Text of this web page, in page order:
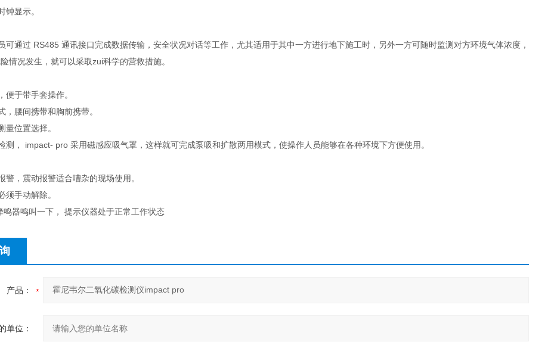
钟显示。
可通过 RS485 通讯接口完成数据传输，安全状况对话等工作，尤其适用于其中一方进行地下施工时，另外一方可随时监测对方环境气体浓度，
情况发生，就可以采取zui科学的营救措施。
便于带手套操作。
，腰间携带和胸前携带。
量位置选择。
测， impact- pro 采用磁感应吸气罩，这样就可完成泵吸和扩散两用模式，使操作人员能够在各种环境下方便使用。
警，震动报警适合嘈杂的现场使用。
须手动解除。
鸣器鸣叫一下， 提示仪器处于正常工作状态
产品：
单位：